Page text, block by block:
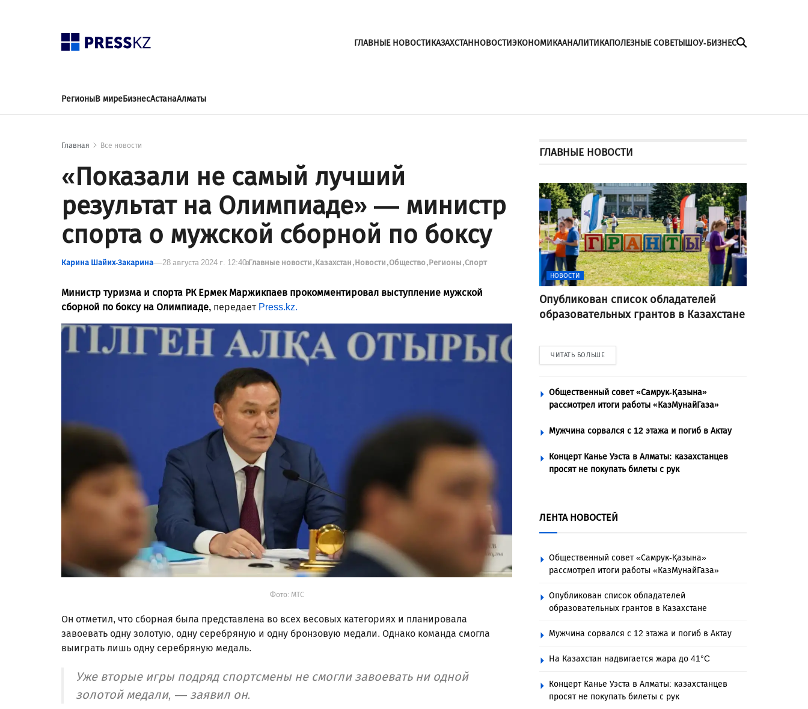
ГЛАВНЫЕ НОВОСТИКАЗАХСТАННОВОСТИЭКОНОМИКААНАЛИТИКАПОЛЕЗНЫЕ СОВЕТЫШОУ-БИЗНЕС
РегионыВ миреБизнесАстанаАлматы
Главная Все новости
«Показали не самый лучший
результат на Олимпиаде» — министр
спорта о мужской сборной по боксу
Карина Шайих-Закарина 28 августа 2024 г. 12:40вГлавные новости Казахстан НовостиОбщество РегионыСпорт
Министр туризма и спорта РК Ермек Маржикпаев прокомментировал выступление мужской
сборной по боксу на Олимпиаде, передает Press.kz.
Фото: МТС
Он отметил, что сборная была представлена во всех весовых категориях и планировала
завоевать одну золотую, одну серебряную и одну бронзовую медали. Однако команда смогла
выиграть лишь одну серебряную медаль.
Уже вторые игры подряд спортсмены не смогли завоевать ни одной
золотой медали, — заявил он.
ГЛАВНЫЕ НОВОСТИ
НОВОСТИ
Опубликован список обладателей
образовательных грантов в Казахстане
ЧИТАТЬ БОЛЬШЕ
Общественный совет «Самрук-Қазына»
рассмотрел итоги работы «КазМунайГаза»
Мужчина сорвался с 12 этажа и погиб в Актау
Концерт Канье Уэста в Алматы: казахстанцев
просят не покупать билеты с рук
ЛЕНТА НОВОСТЕЙ
Общественный совет «Самрук-Қазына»
рассмотрел итоги работы «КазМунайГаза»
Опубликован список обладателей
образовательных грантов в Казахстане
Мужчина сорвался с 12 этажа и погиб в Актау
На Казахстан надвигается жара до 41°C
Концерт Канье Уэста в Алматы: казахстанцев
просят не покупать билеты с рук